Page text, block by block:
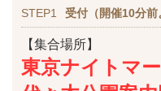
STEP1 受付（開催10分前
【集合場所】
東京ナイトマ